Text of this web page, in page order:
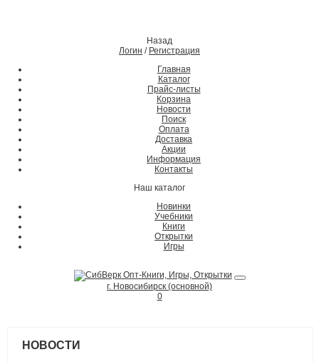
Назад
Логин / Регистрация
Главная
Каталог
Прайс-листы
Корзина
Новости
Поиск
Оплата
Доставка
Акции
Информация
Контакты
Наш каталог
Новинки
Учебники
Книги
Открытки
Игры
г. Новосибирск (основной)
0
НОВОСТИ